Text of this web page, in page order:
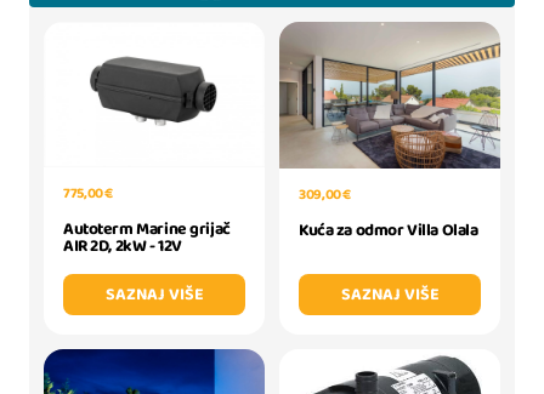
775,00 €
Autoterm Marine grijač
AIR 2D, 2kW - 12V
SAZNAJ VIŠE
309,00 €
Kuća za odmor Villa Olala
SAZNAJ VIŠE